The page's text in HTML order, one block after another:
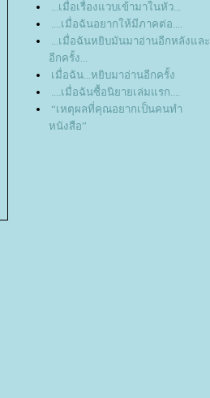
...เมื่อเรื่องแวบเข้ามาในหัว...
....เมื่อฉันอยากให้มีภาคต่อ....
...เมื่อฉันหยิบมันมาอ่านอีกหลังและ
อีกครั้ง...
เมื่อฉัน...หยิบมาอ่านอีกครั้ง
....เมื่อฉันซื้อนิยายเล่มแรก....
“เหตุผลที่คุณอยากเป็นคนทำ
หนังสือ”